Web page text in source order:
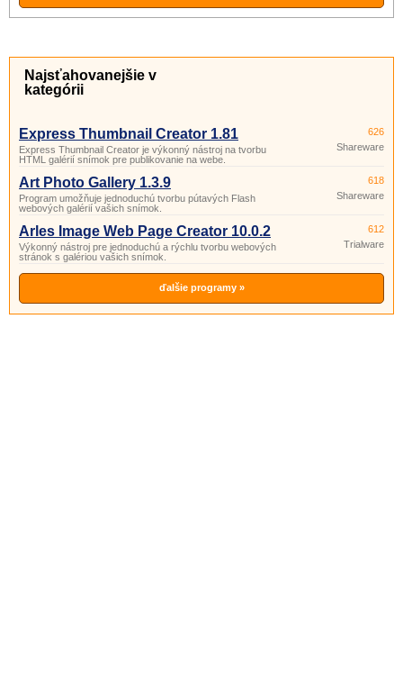
Najsťahovanejšie v
kategórii
Express Thumbnail Creator 1.81
Express Thumbnail Creator je výkonný nástroj na tvorbu
HTML galérií snímok pre publikovanie na webe.
626
Shareware
Art Photo Gallery 1.3.9
Program umožňuje jednoduchú tvorbu pútavých Flash
webových galérií vašich snímok.
618
Shareware
Arles Image Web Page Creator 10.0.2
Výkonný nástroj pre jednoduchú a rýchlu tvorbu webových
stránok s galériou vašich snímok.
612
Trialware
ďalšie programy »